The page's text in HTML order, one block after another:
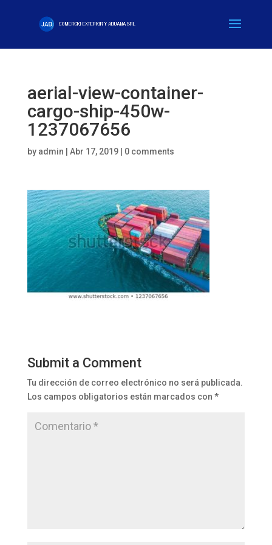
aerial-view-container-
cargo-ship-450w-
1237067656
by admin Abr 17, 2019| 0 comments
Submit a Comment
Tu dirección de correo electrónico no será publicada.
Los campos obligatorios están marcados con *